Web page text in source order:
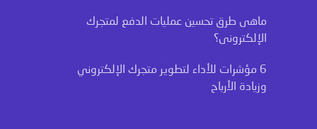
ماهى طرق تحسين عمليات الدفع لمتجرك
الإلكترونى؟
6 مؤشرات للأداء لتطوير متجرك الإلكتروني
وزيادة الأرباح